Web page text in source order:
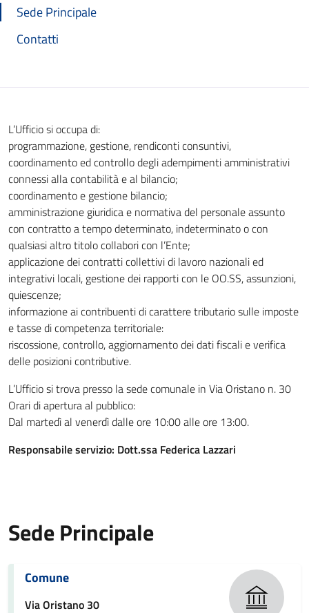
Sede Principale
Contatti
L’Ufficio si occupa di:
programmazione, gestione, rendiconti consuntivi,
coordinamento ed controllo degli adempimenti amministrativi
connessi alla contabilità e al bilancio;
coordinamento e gestione bilancio;
amministrazione giuridica e normativa del personale assunto
con contratto a tempo determinato, indeterminato o con
qualsiasi altro titolo collabori con l’Ente;
applicazione dei contratti collettivi di lavoro nazionali ed
integrativi locali, gestione dei rapporti con le OO.SS, assunzioni,
quiescenze;
informazione ai contribuenti di carattere tributario sulle imposte
e tasse di competenza territoriale:
riscossione, controllo, aggiornamento dei dati fiscali e verifica
delle posizioni contributive.
L’Ufficio si trova presso la sede comunale in Via Oristano n. 30
Orari di apertura al pubblico:
Dal martedì al venerdì dalle ore 10:00 alle ore 13:00.
Responsabile servizio: Dott.ssa Federica Lazzari
Sede Principale
Comune
Via Oristano 30